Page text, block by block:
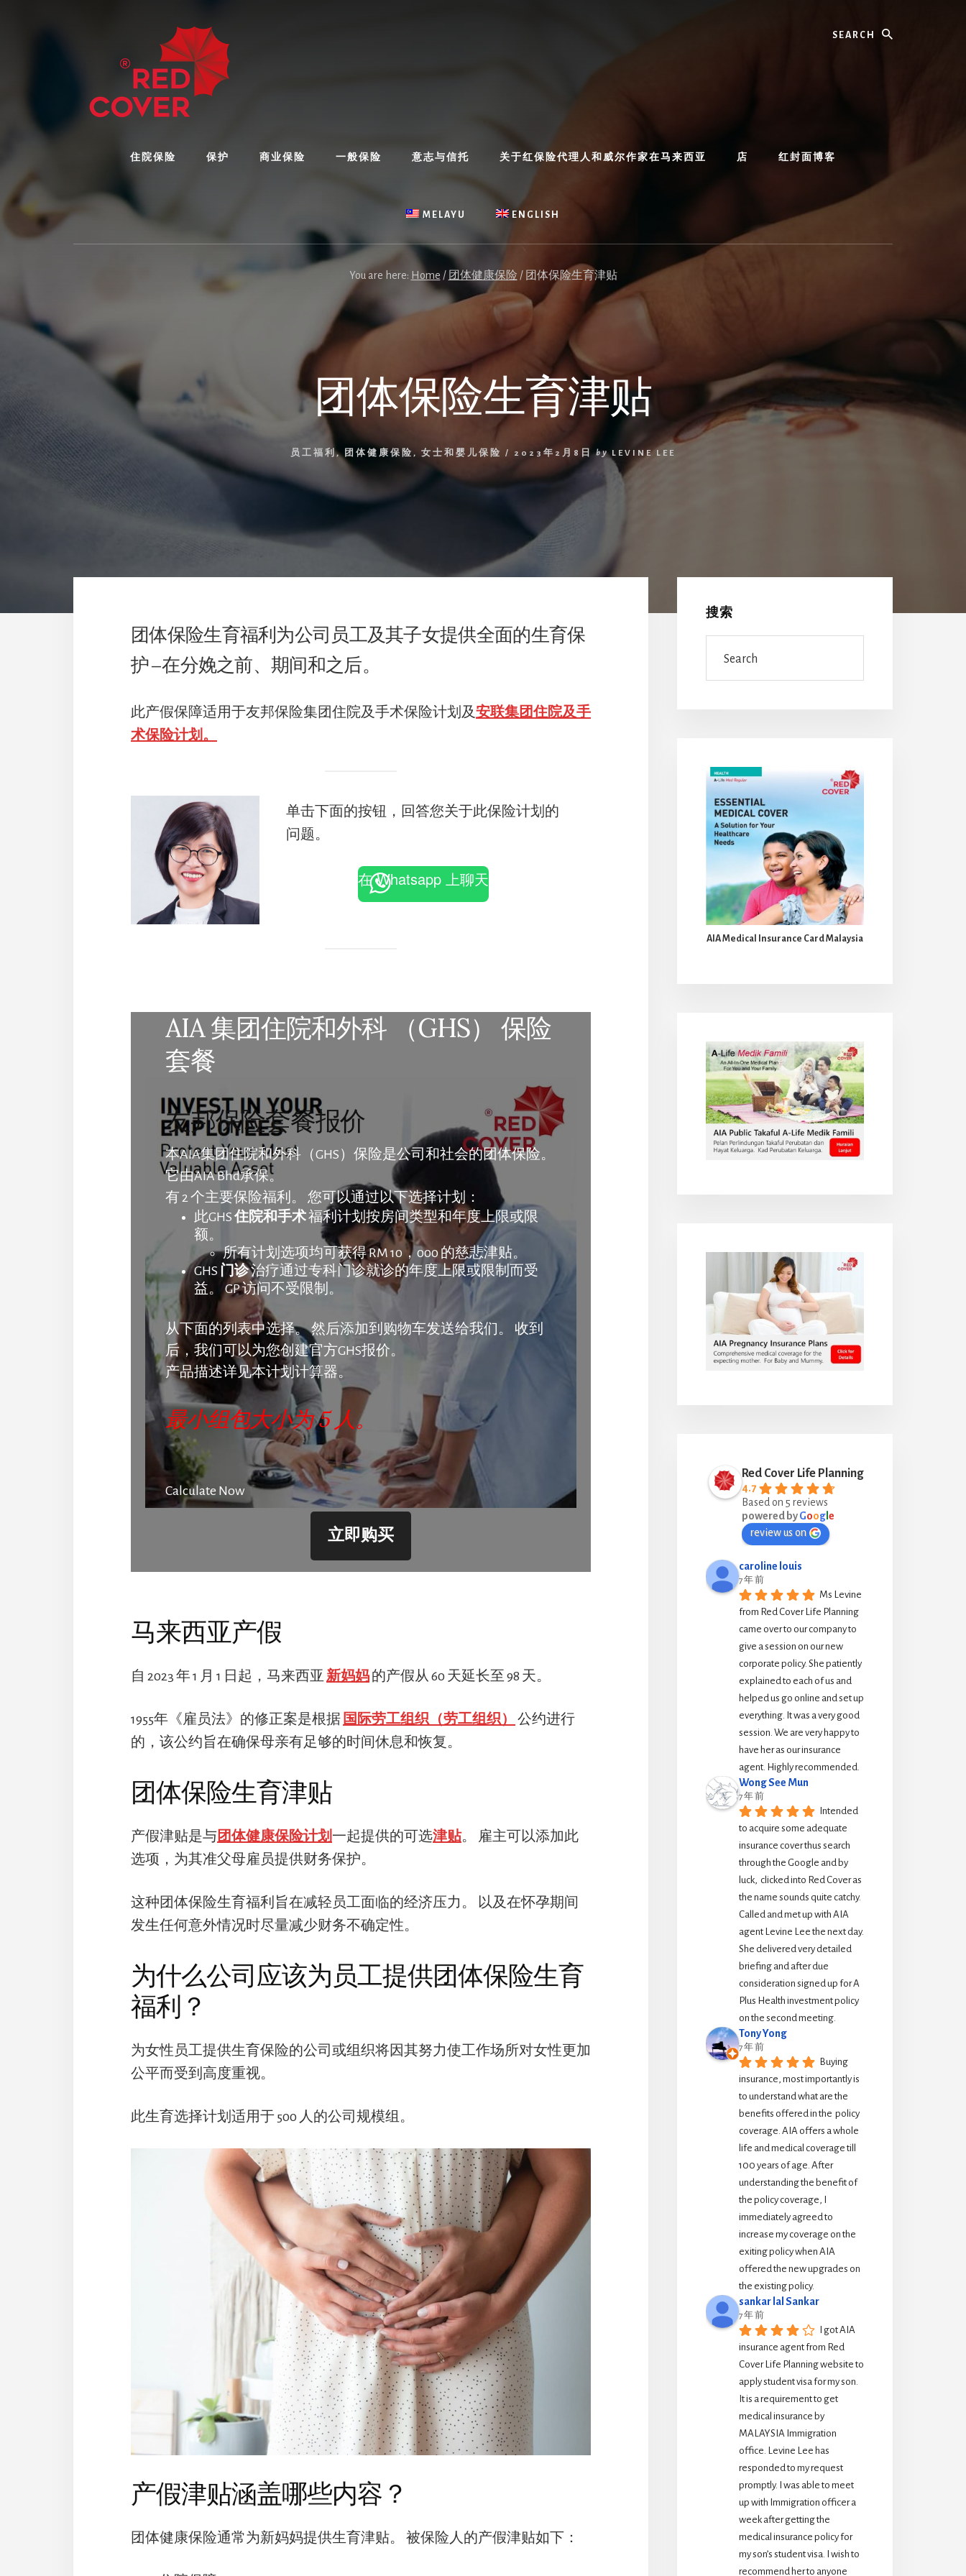
住院保险 保护 商业保险 一般保险 意志与信托 关于红保险代理人和威尔作家在马来西亚 店 红封面博客
MELAYU ENGLISH
You are here: Home / 团体健康保险 /团体保险生育津贴
团体保险生育津贴
员工福利, 团体健康保险 , 女士和婴儿保险 / 2023年2月8日 by LEVINE LEE
团体保险生育福利为公司员工及其子女提供全面的生育保
护 – 在分娩之前、期间和之后。
此产假保障适用于友邦保险集团住院及手术保险计划及 安联集团住院及手
术保险计划。
单击下面的按钮，回答您关于此保险计划的
问题。
在 Whatsapp 上聊天
AIA 集团住院和外科 （GHS） 保险
套餐
友邦保险套餐报价
本AIA集团住院和外科（GHS）保险是公司和社会的团体保险。
它由AIA Bhd承保。
有 2 个主要保险福利。 您可以通过以下选择计划：
此GHS 住院和手术福利计划按房间类型和年度上限或限
额。
所有计划选项均可获得 RM 10，000 的慈悲津贴。
GHS 门诊治疗通过专科门诊就诊的年度上限或限制而受
益。 GP 访问不受限制。
从下面的列表中选择。 然后添加到购物车发送给我们。 收到
后，我们可以为您创建官方GHS报价。
产品描述详见本计划计算器。
最小组包大小为 5 人。
Calculate Now
立即购买
马来西亚产假
自 2023 年 1 月 1 日起，马来西亚 新妈妈 的产假从 60 天延长至 98 天。
1955年《雇员法》的修正案是根据 国际劳工组织（劳工组织）
公约进行
的，该公约旨在确保母亲有足够的时间休息和恢复。
团体保险生育津贴
产假津贴是与 团体健康保险计划 一起提供的可选津贴。 雇主可以添加此
选项，为其准父母雇员提供财务保护。
这种团体保险生育福利旨在减轻员工面临的经济压力。 以及在怀孕期间
发生任何意外情况时尽量减少财务不确定性。
为什么公司应该为员工提供团体保险生育
福利？
为女性员工提供生育保险的公司或组织将因其努力使工作场所对女性更加
公平而受到高度重视。
此生育选择计划适用于 500 人的公司规模组。
产假津贴涵盖哪些内容？
团体健康保险通常为新妈妈提供生育津贴。 被保险人的产假津贴如下：
Sidebar
搜索
AIA Medical Insurance Card Malaysia
Red Cover Life Planning
4.7
Based on 5 reviews
powered byGoog e
review us on
caroline louis
7 年 前
Ms Levine
from Red Cover Life Planning
came over to our company to
give a session on our new
corporate policy. She patiently
explained to each of us and
helped us go online and set up
everything. It was a very good
session. We are very happy to
have her as our insurance
agent. Highly recommended.
Wong See Mun
7 年 前
Intended
to acquire some adequate
insurance cover thus search
through the Google and by
luck,  clicked into Red Cover as
the name sounds quite catchy.
Called and met up with AIA
agent Levine Lee the next day.
She delivered very detailed
briefing and after due
consideration signed up for A
Plus Health investment policy
on the second meeting.
Tony Yong
7 年 前
Buying
insurance, most importantly is
to understand what are the
benefits offered in the  policy
coverage. AIA offers a whole
life and medical coverage till
100 years of age. After
understanding the benefit of
the policy coverage, I
immediately agreed to
increase my coverage on the
exiting policy when AIA
offered the new upgrades on
the existing policy.
sankar lal Sankar
7 年 前
I got AIA
insurance agent from Red
Cover Life Planning website to
apply student visa for my son.
It is a requirement to get
medical insurance by
MALAYSIA Immigration
office. Levine Lee has
responded to my request
promptly. I was able to meet
up with Immigration officer a
week after getting the
medical insurance policy for
my son’s student visa. I wish to
recommend her to anyone